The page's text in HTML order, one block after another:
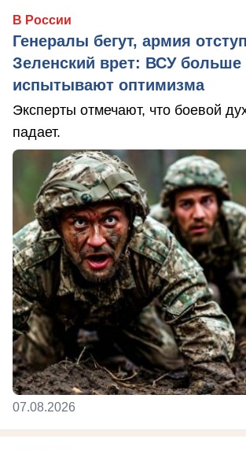
В России
Генералы бегут, армия
Зеленский врет: ВСУ больше
испытывают оптимизма
Эксперты отмечают, что боевой
падает.
07.08.2026